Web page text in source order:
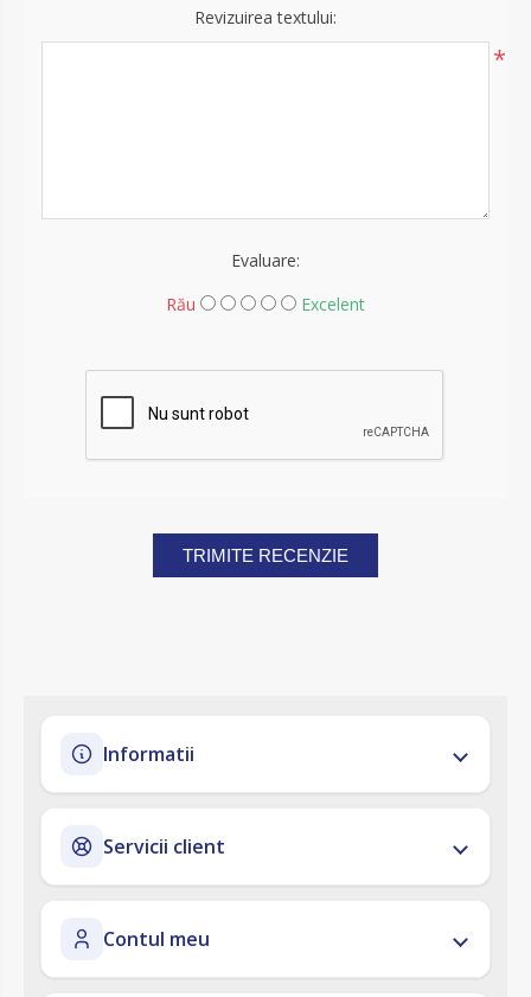
Revizuirea textului:
*
Evaluare:
Rău
Excelent
TRIMITE RECENZIE
Informatii
Servicii client
Contul meu